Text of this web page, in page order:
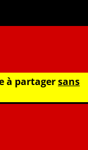
à partagersans